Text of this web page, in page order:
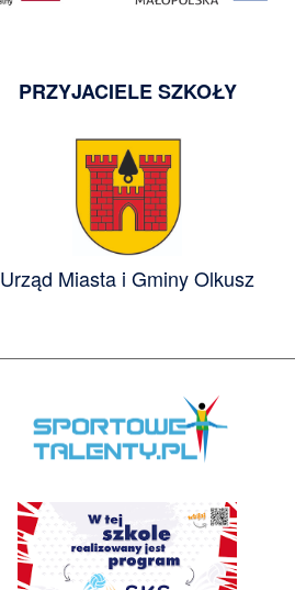
PRZYJACIELE SZKOŁY
Urząd Miasta i Gminy Olkusz